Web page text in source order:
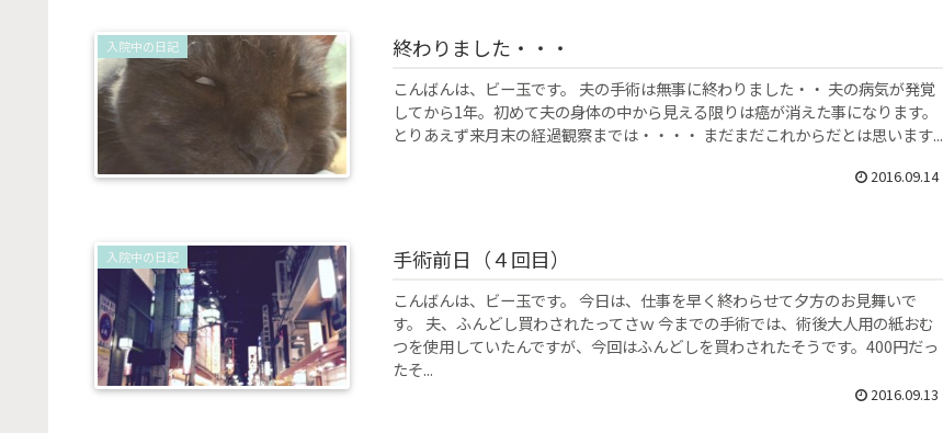
入院中の日記 終わりました・・・
こんばんは、ビー玉です。 夫の手術は無事に終わりました・・ 夫の病気が発覚
してから1年。初めて夫の身体の中から見える限りは癌が消えた事になります。
とりあえず来月末の経過観察までは・・・・ まだまだこれからだとは思います...
2016.09.14
入院中の日記 手術前日（４回目）
こんばんは、ビー玉です。 今日は、仕事を早く終わらせて夕方のお見舞いで
す。 夫、ふんどし買わされたってさｗ 今までの手術では、術後大人用の紙おむ
つを使用していたんですが、今回はふんどしを買わされたそうです。400円だっ
たそ...
2016.09.13